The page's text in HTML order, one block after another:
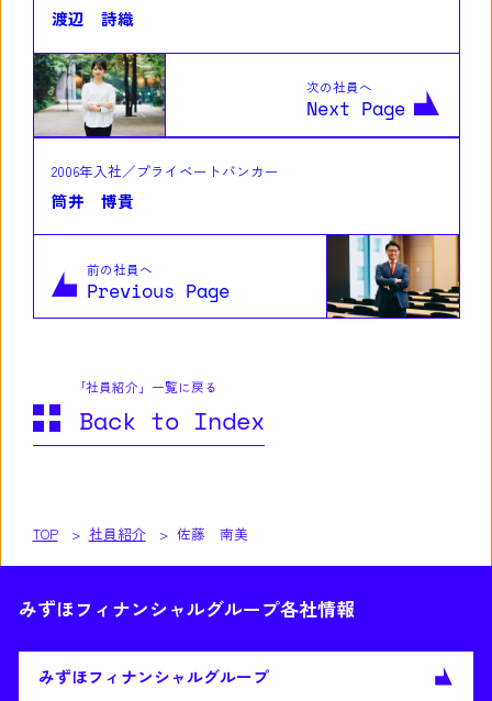
2006年入社／プライベートバンカー
筒井 博貴
前の社員へ
Previous Page
渡辺 詩織
次の社員へ
Next Page
｢社員紹介」一覧に戻る
Back to Index
TOP 社員紹介 佐藤 南美
みずほフィナンシャルグループ各社情報
みずほフィナンシャルグループ